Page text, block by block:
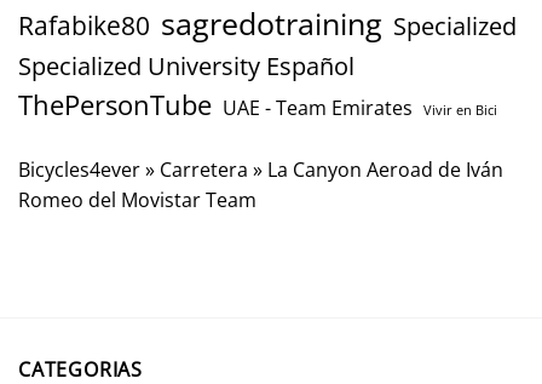
Rafabike80 sagredotraining Specialized
Specialized University Español
ThePersonTube UAE - Team Emirates Vivir en Bici
Bicycles4ever» Carretera » La Canyon Aeroad de Iván
Romeo del Movistar Team
CATEGORIAS